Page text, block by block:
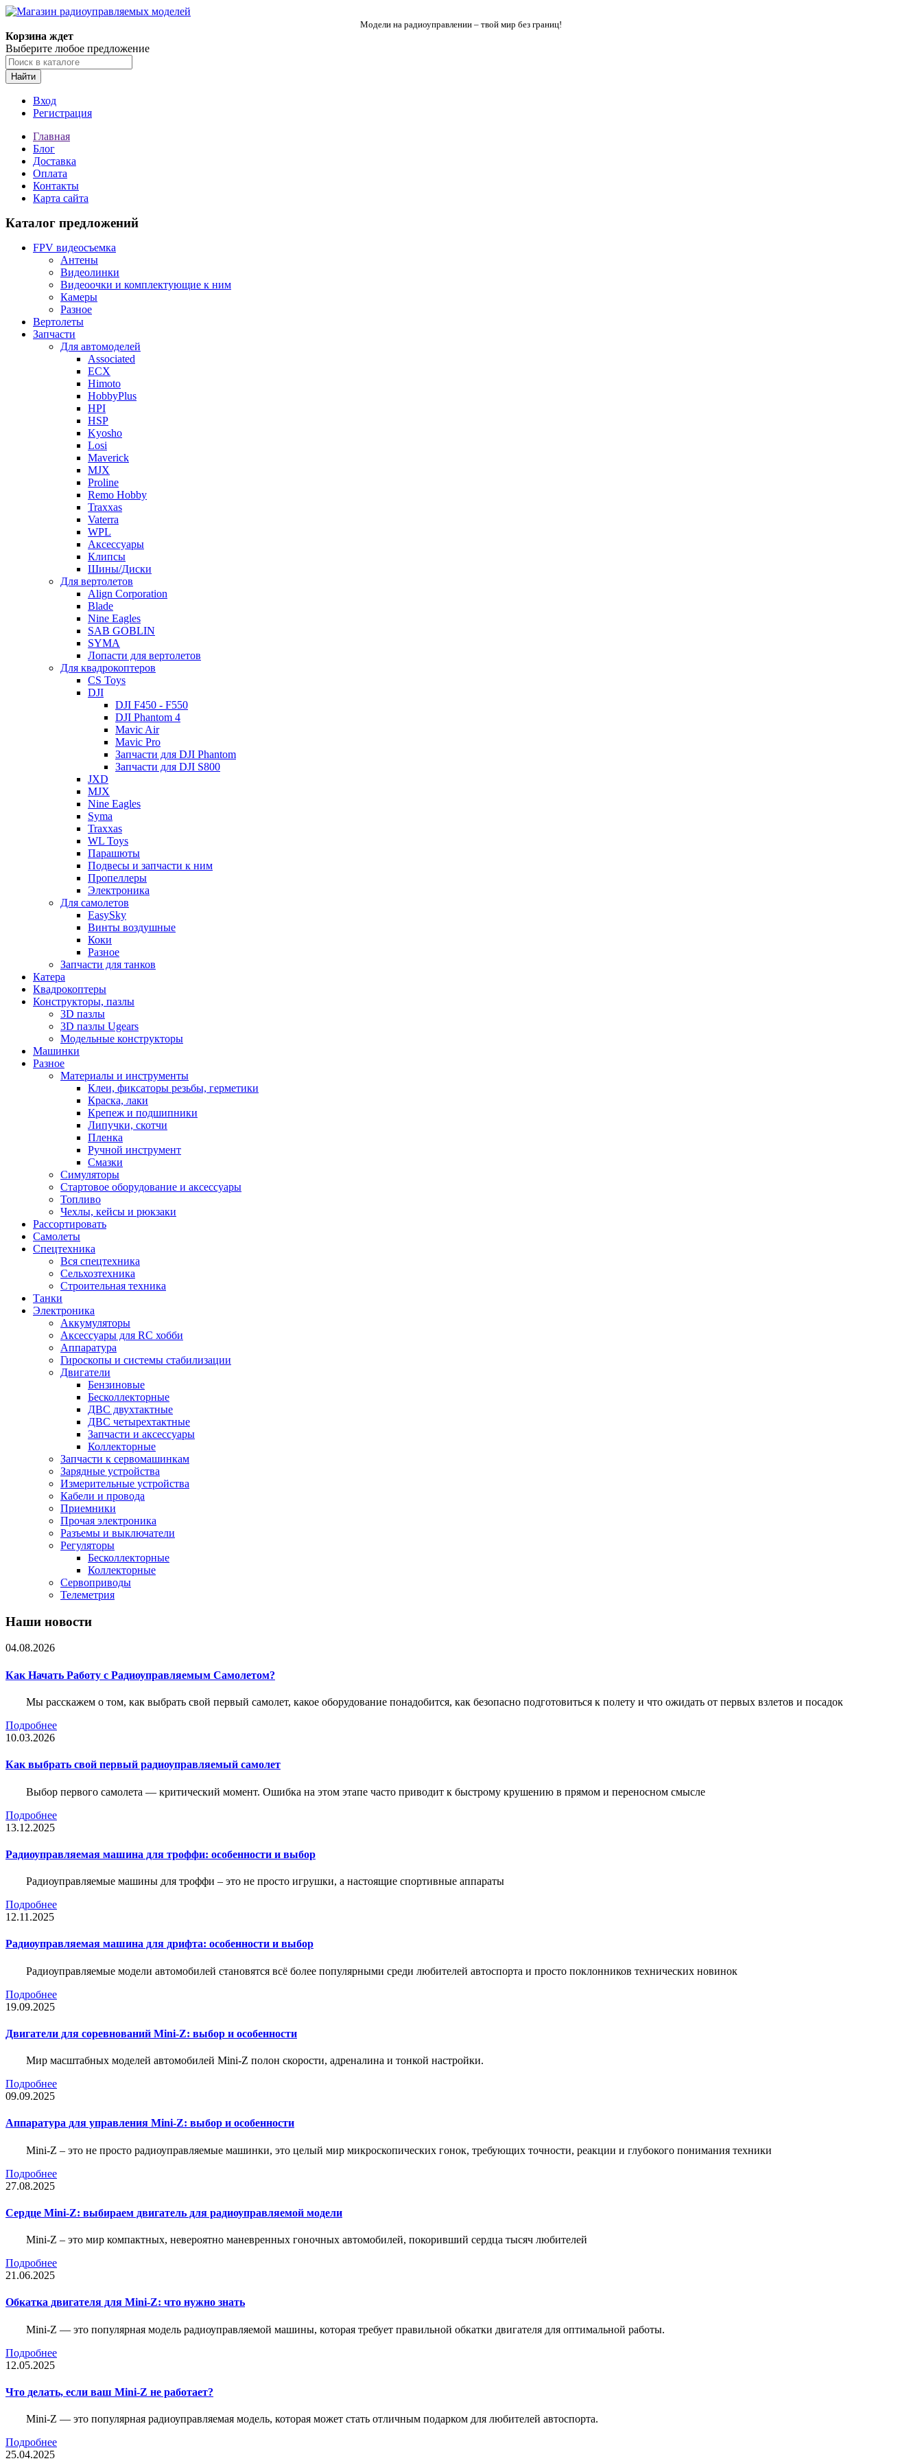
Модели на радиоуправлении – твой мир без границ!
Корзина ждет
Выберите любое предложение
Найти
Вход
Регистрация
Главная
Блог
Доставка
Оплата
Контакты
Карта сайта
Каталог предложений
FPV видеосъемка
Антены
Видеолинки
Видеоочки и комплектующие к ним
Камеры
Разное
Вертолеты
Запчасти
Для автомоделей
Associated
ECX
Himoto
HobbyPlus
HPI
HSP
Kyosho
Losi
Maverick
MJX
Proline
Remo Hobby
Traxxas
Vaterra
WPL
Аксессуары
Клипсы
Шины/Диски
Для вертолетов
Align Corporation
Blade
Nine Eagles
SAB GOBLIN
SYMA
Лопасти для вертолетов
Для квадрокоптеров
CS Toys
DJI
DJI F450 - F550
DJI Phantom 4
Mavic Air
Mavic Pro
Запчасти для DJI Phantom
Запчасти для DJI S800
JXD
MJX
Nine Eagles
Syma
Traxxas
WL Toys
Парашюты
Подвесы и запчасти к ним
Пропеллеры
Электроника
Для самолетов
EasySky
Винты воздушные
Коки
Разное
Запчасти для танков
Катера
Квадрокоптеры
Конструкторы, пазлы
3D пазлы
3D пазлы Ugears
Модельные конструкторы
Машинки
Разное
Материалы и инструменты
Клеи, фиксаторы резьбы, герметики
Краска, лаки
Крепеж и подшипники
Липучки, скотчи
Пленка
Ручной инструмент
Смазки
Симуляторы
Стартовое оборудование и аксессуары
Топливо
Чехлы, кейсы и рюкзаки
Рассортировать
Самолеты
Спецтехника
Вся спецтехника
Сельхозтехника
Строительная техника
Танки
Электроника
Аккумуляторы
Аксессуары для RC хобби
Аппаратура
Гироскопы и системы стабилизации
Двигатели
Бензиновые
Бесколлекторные
ДВС двухтактные
ДВС четырехтактные
Запчасти и аксессуары
Коллекторные
Запчасти к сервомашинкам
Зарядные устройства
Измерительные устройства
Кабели и провода
Приемники
Прочая электроника
Разъемы и выключатели
Регуляторы
Бесколлекторные
Коллекторные
Сервоприводы
Телеметрия
Наши новости
04.08.2026
Как Начать Работу с Радиоуправляемым Самолетом?
Мы расскажем о том, как выбрать свой первый самолет, какое оборудование понадобится, как безопасно подготовиться к полету и что ожидать от первых взлетов и посадок
Подробнее
10.03.2026
Как выбрать свой первый радиоуправляемый самолет
Выбор первого самолета — критический момент. Ошибка на этом этапе часто приводит к быстрому крушению в прямом и переносном смысле
Подробнее
13.12.2025
Радиоуправляемая машина для троффи: особенности и выбор
Радиоуправляемые машины для троффи – это не просто игрушки, а настоящие спортивные аппараты
Подробнее
12.11.2025
Радиоуправляемая машина для дрифта: особенности и выбор
Радиоуправляемые модели автомобилей становятся всё более популярными среди любителей автоспорта и просто поклонников технических новинок
Подробнее
19.09.2025
Двигатели для соревнований Mini-Z: выбор и особенности
Мир масштабных моделей автомобилей Mini-Z полон скорости, адреналина и тонкой настройки.
Подробнее
09.09.2025
Аппаратура для управления Mini-Z: выбор и особенности
Mini-Z – это не просто радиоуправляемые машинки, это целый мир микроскопических гонок, требующих точности, реакции и глубокого понимания техники
Подробнее
27.08.2025
Сердце Mini-Z: выбираем двигатель для радиоуправляемой модели
Mini-Z – это мир компактных, невероятно маневренных гоночных автомобилей, покоривший сердца тысяч любителей
Подробнее
21.06.2025
Обкатка двигателя для Mini-Z: что нужно знать
Mini-Z — это популярная модель радиоуправляемой машины, которая требует правильной обкатки двигателя для оптимальной работы.
Подробнее
12.05.2025
Что делать, если ваш Mini-Z не работает?
Mini-Z — это популярная радиоуправляемая модель, которая может стать отличным подарком для любителей автоспорта.
Подробнее
25.04.2025